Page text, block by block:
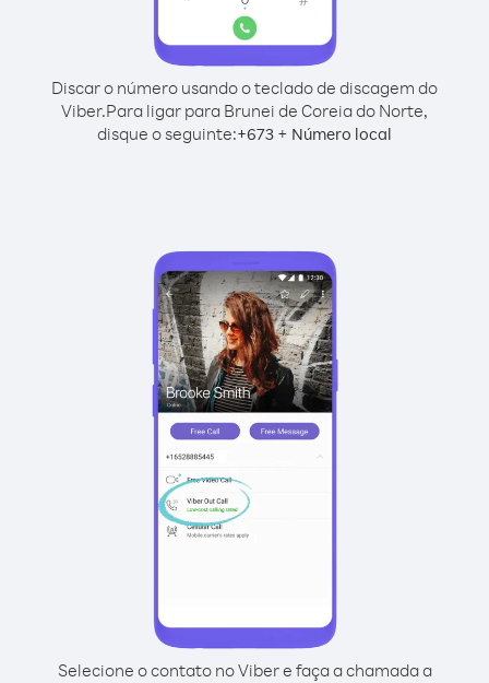
Discar o número usando o teclado de discagem do
Viber.Para ligar para Brunei de Coreia do Norte,
disque o seguinte:+673 + Número local
Selecione o contato no Viber e faça a chamada a